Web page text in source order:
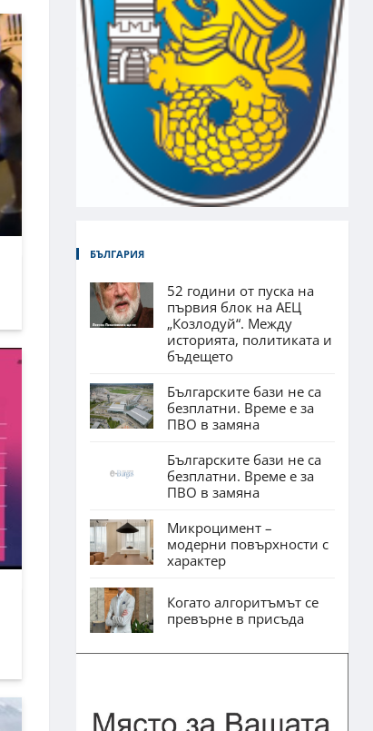
БЪЛГАРИЯ
52 години от пуска на
първия блок на АЕЦ
„Козлодуй“. Между
историята, политиката и
бъдещето
Българските бази не са
безплатни. Време е за
ПВО в замяна
Българските бази не са
безплатни. Време е за
ПВО в замяна
Микроцимент –
модерни повърхности с
характер
Когато алгоритъмът се
превърне в присъда